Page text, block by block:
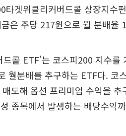
타겟위클리커버드콜 상장지수
은 주당 217원으로 월 분배율
드콜 ETF’는 코스피200 지수
월분배를 추구하는 ETF다. 코
도해 옵션 프리미엄 수익을
종목에서 발생하는 배당수익